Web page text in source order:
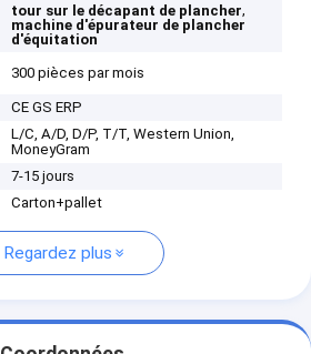
tour sur le décapant de plancher,
machine d'épurateur de plancher
d'équitation
300 pièces par mois
CE GS ERP
L/C, A/D, D/P, T/T, Western Union,
MoneyGram
7-15 jours
Carton+pallet
Regardez plus